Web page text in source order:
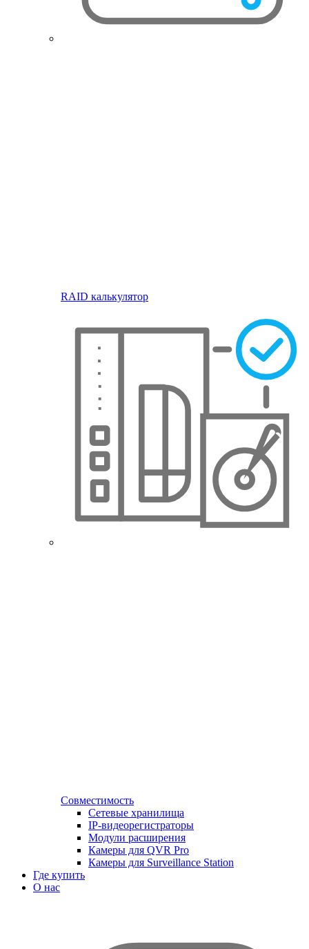
RAID калькулятор
Совместимость
Сетевые хранилища
IP-видеорегистраторы
Модули расширения
Камеры для QVR Pro
Камеры для Surveillance Station
Где купить
О нас